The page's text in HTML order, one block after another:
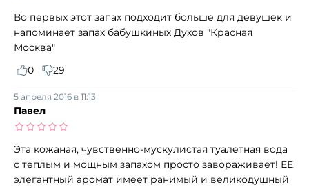
Во первых этот запах подходит больше для девушек и
напоминает запах бабушкиных Духов "Красная
Москва"
0
29
Павел
5 апреля 2016 в 11:13
Эта кожаная, чувственно-мускулистая туалетная вода
с теплым и мощным запахом просто завораживает! ЕЕ
элегантный аромат имеет ранимый и великодушный